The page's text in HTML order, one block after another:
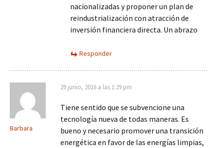
nacionalizadas y proponer un plan de
reindustrialización con atracción de
inversión financiera directa. Un abrazo
Responder
Barbara
29 junio, 2016 a las 1:29 pm
Tiene sentido que se subvencione una
tecnología nueva de todas maneras. Es
bueno y necesario promover una transición
energética en favor de las energías limpias,